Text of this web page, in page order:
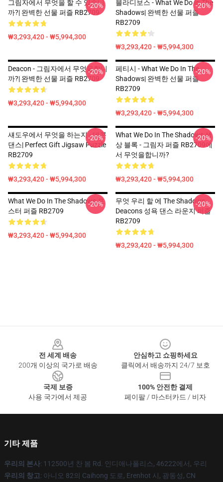
그림자에서 무엇을 할 수 있습니
까?| 완벽한 선물 퍼즐 RB2709
₩3,293,420 - ₩5,994,300
-20%
블라디보스 - What We Do In The
Shadows| 완벽한 선물 퍼즐
RB2709
₩3,293,420 - ₩5,994,300
-20%
Deacon - 그림자에서 무엇을합니
까?| 완벽한 선물 퍼즐 RB2709
₩3,293,420 - ₩5,994,300
-20%
페티시 - What We Do In The
Shadows| 완벽한 선물 퍼즐
RB2709
₩3,293,420 - ₩5,994,300
-20%
섀도우에서 무엇을 하는지 - 데콘
댄스| Perfect Gift Jigsaw Puzzle
RB2709
₩3,293,420 - ₩5,994,300
-20%
What We Do In The Shadows 색
상 블록 - 그림자 퍼즐 RB2709에
서 무엇을합니까?
₩3,293,420 - ₩5,994,300
-20%
What We Do In The Shadows 포
스터 퍼즐 RB2709
₩3,293,420 - ₩5,994,300
-20%
무엇 우리 할 에 The Shadows
Deacons 성욕 댄스 라운지 퍼즐
RB2709
₩3,293,420 - ₩5,994,300
-20%
전 세계 배송
200개 이상의 국가로 배송
안심하고 쇼핑하세요
클릭에서 배송까지 24/7 보호
국제 보증
사용 국가에서 제공
100% 안전한 결제
페이팔 / 마스터카드 / 비자
기타 제품
우리의 본사: 112500년 찬 봄 Rd. 인디애나폴리스, 46222에서, 우리
우리의 창고: 아니오 82의 Caihong 도로, Erenhot 시, 광동성, CN